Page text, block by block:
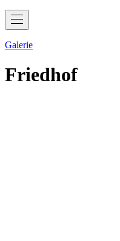
Navigation
Galerie
Friedhof